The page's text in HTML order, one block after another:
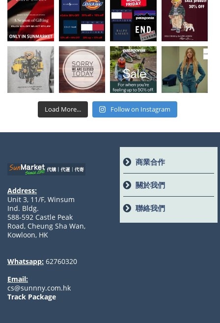
Load More... Follow on Instagram
Address:
Unit 3, 11/F, Winsum
Ind. Bldg.
588-592 Castle Peak
Road, Cheung Sha Wan,
Kowloon, HK
Whatsapp: 62760320
Email:
cs@sunnny.com.hk
Track Package
商業合作
關於我們
聯絡我們